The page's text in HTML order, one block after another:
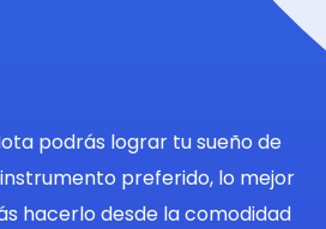
podrás lograr tu sueño de
preferido, lo mejor
hacerlo desde la comodidad